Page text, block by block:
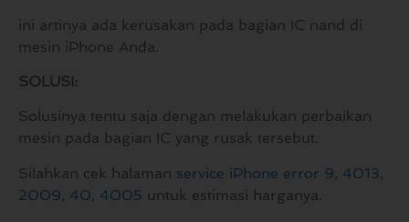
ini artinya ada kerusakan pada bagian IC nand di
mesin iPhone Anda.
SOLUSI:
Solusinya tentu saja dengan melakukan perbaikan
mesin pada bagian IC yang rusak tersebut.
Silahkan cek halaman service iPhone error 9, 4013,
2009, 40, 4005 untuk estimasi harganya.